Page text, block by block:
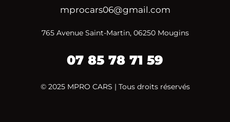
mprocars06@gmail.com
765 Avenue Saint-Martin, 06250 Mougins
07 85 78 71 59‬
© 2025 MPRO CARS | Tous droits réservés